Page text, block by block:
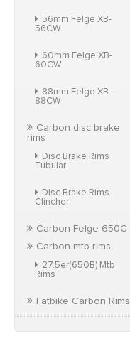
56mm Felge XB-
56CW
60mm Felge XB-
60CW
88mm Felge XB-
88CW
Carbon disc brake
rims
Disc Brake Rims
Tubular
Disc Brake Rims
Clincher
Carbon-Felge 650C
Carbon mtb rims
27.5er(650B) Mtb
Rims
Fatbike Carbon Rims